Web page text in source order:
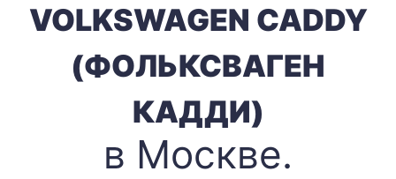
VOLKSWAGEN CADDY
(ФОЛЬКСВАГЕН
КАДДИ)
в Москве.